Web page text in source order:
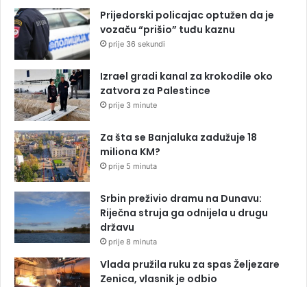
Prijedorski policajac optužen da je
vozaču “prišio” tuđu kaznu
prije 36 sekundi
Izrael gradi kanal za krokodile oko
zatvora za Palestince
prije 3 minute
Za šta se Banjaluka zadužuje 18
miliona KM?
prije 5 minuta
Srbin preživio dramu na Dunavu:
Riječna struja ga odnijela u drugu
državu
prije 8 minuta
Vlada pružila ruku za spas Željezare
Zenica, vlasnik je odbio